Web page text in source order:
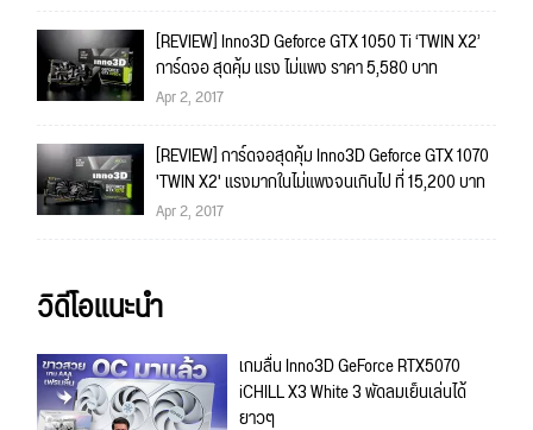
[REVIEW] Inno3D Geforce GTX 1050 Ti ‘TWIN X2’
การ์ดจอ สุดคุ้ม แรง ไม่แพง ราคา 5,580 บาท
Apr 2, 2017
[REVIEW] การ์ดจอสุดคุ้ม Inno3D Geforce GTX 1070
'TWIN X2' แรงมากในไม่แพงจนเกินไป ที่ 15,200 บาท
Apr 2, 2017
วิดีโอแนะนำ
เกมลื่น Inno3D GeForce RTX5070
iCHILL X3 White 3 พัดลมเย็นเล่นได้
ยาวๆ